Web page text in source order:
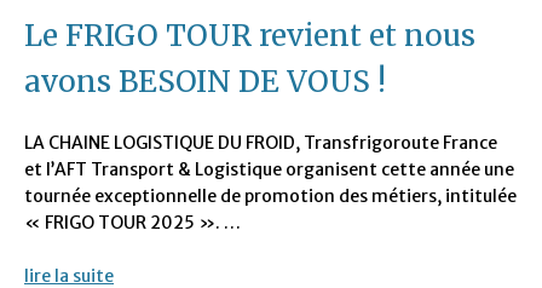
Le FRIGO TOUR revient et nous
avons BESOIN DE VOUS !
LA CHAINE LOGISTIQUE DU FROID, Transfrigoroute France
et l’AFT Transport & Logistique organisent cette année une
tournée exceptionnelle de promotion des métiers, intitulée
« FRIGO TOUR 2025 ». …
lire la suite